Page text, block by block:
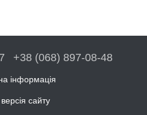
+38 (068) 897-08-48
інформація
сайту